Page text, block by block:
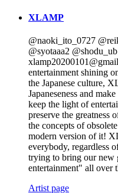
XLAMP
@naoki_ito_0727
@syotaaa2
entertainment shining
the Japanese culture,
Japaneseness and
keep the light of
preserve the greatness
the concepts of
modern version of it!
everybody, regardless
trying to bring our new
entertainment" all over
Artist page